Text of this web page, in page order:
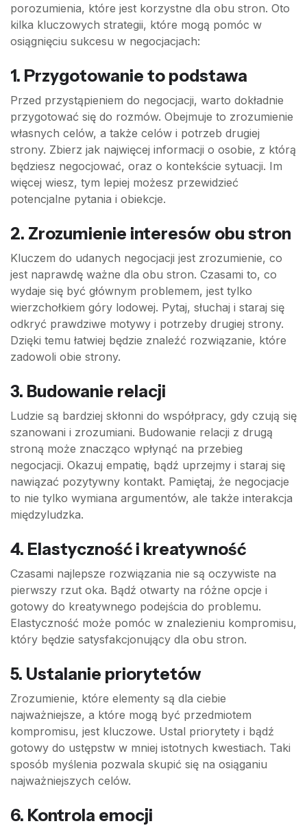
porozumienia, które jest korzystne dla obu stron. Oto
kilka kluczowych strategii, które mogą pomóc w
osiągnięciu sukcesu w negocjacjach:
1. Przygotowanie to podstawa
Przed przystąpieniem do negocjacji, warto dokładnie
przygotować się do rozmów. Obejmuje to zrozumienie
własnych celów, a także celów i potrzeb drugiej
strony. Zbierz jak najwięcej informacji o osobie, z którą
będziesz negocjować, oraz o kontekście sytuacji. Im
więcej wiesz, tym lepiej możesz przewidzieć
potencjalne pytania i obiekcje.
2. Zrozumienie interesów obu stron
Kluczem do udanych negocjacji jest zrozumienie, co
jest naprawdę ważne dla obu stron. Czasami to, co
wydaje się być głównym problemem, jest tylko
wierzchołkiem góry lodowej. Pytaj, słuchaj i staraj się
odkryć prawdziwe motywy i potrzeby drugiej strony.
Dzięki temu łatwiej będzie znaleźć rozwiązanie, które
zadowoli obie strony.
3. Budowanie relacji
Ludzie są bardziej skłonni do współpracy, gdy czują się
szanowani i zrozumiani. Budowanie relacji z drugą
stroną może znacząco wpłynąć na przebieg
negocjacji. Okazuj empatię, bądź uprzejmy i staraj się
nawiązać pozytywny kontakt. Pamiętaj, że negocjacje
to nie tylko wymiana argumentów, ale także interakcja
międzyludzka.
4. Elastyczność i kreatywność
Czasami najlepsze rozwiązania nie są oczywiste na
pierwszy rzut oka. Bądź otwarty na różne opcje i
gotowy do kreatywnego podejścia do problemu.
Elastyczność może pomóc w znalezieniu kompromisu,
który będzie satysfakcjonujący dla obu stron.
5. Ustalanie priorytetów
Zrozumienie, które elementy są dla ciebie
najważniejsze, a które mogą być przedmiotem
kompromisu, jest kluczowe. Ustal priorytety i bądź
gotowy do ustępstw w mniej istotnych kwestiach. Taki
sposób myślenia pozwala skupić się na osiąganiu
najważniejszych celów.
6. Kontrola emocji